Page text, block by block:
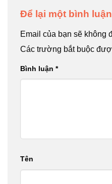
Để lại một bình luận
Email của bạn sẽ không
Các trường bắt buộc
Bình luận *
Tên